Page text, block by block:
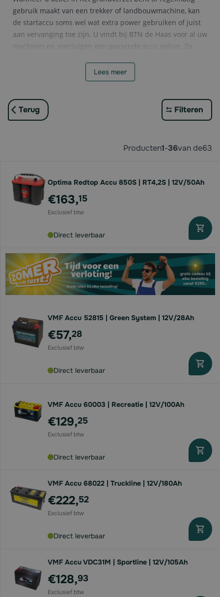
gebruik maakt van een trekker of landbouwmachine, kan
de startaccu soms wel wat extra power gebruiken of juist
aan vervanging toe zijn. U vindt bij BTN de Haas voor al uw
machines en voertuigen een passende accu online. Zo
zwaarste machines weer aan de praat te krijgen!
Daarnaast bent u bij ons ook aan het juiste adres voor de
camper, brommer en zitmaaier. Bekijk direct ons ruime
aanbod en vindt uw accu online.
Lees meer
Terug Filteren
Producten1-36van de63
Optima Redtop Accu 850S | RT4,2S | 12V/50Ah
€163,15
Direct leverbaar
VMF Accu 52815 | Green System | 12V/28Ah
€57,28
Direct leverbaar
VMF Accu 60003 | Recreatie | 12V/100Ah
€129,25
Direct leverbaar
VMF Accu 68022 | Truckline | 12V/180Ah
€222,52
Direct leverbaar
VMF Accu VDC31M | Sportline | 12V/105Ah
€128,93